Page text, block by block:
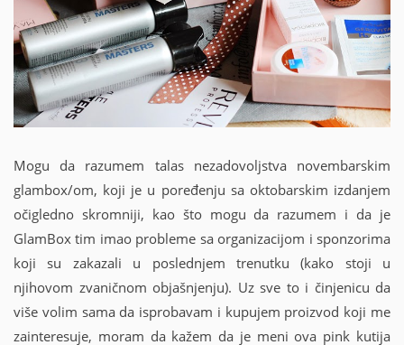
Mogu da razumem talas nezadovoljstva novembarskim
glambox/om, koji je u poređenju sa oktobarskim izdanjem
očigledno skromniji, kao što mogu da razumem i da je
GlamBox tim imao probleme sa organizacijom i sponzorima
koji su zakazali u poslednjem trenutku (kako stoji u
njihovom zvaničnom objašnjenju). Uz sve to i činjenicu da
više volim sama da isprobavam i kupujem proizvod koji me
zainteresuje, moram da kažem da je meni ova pink kutija